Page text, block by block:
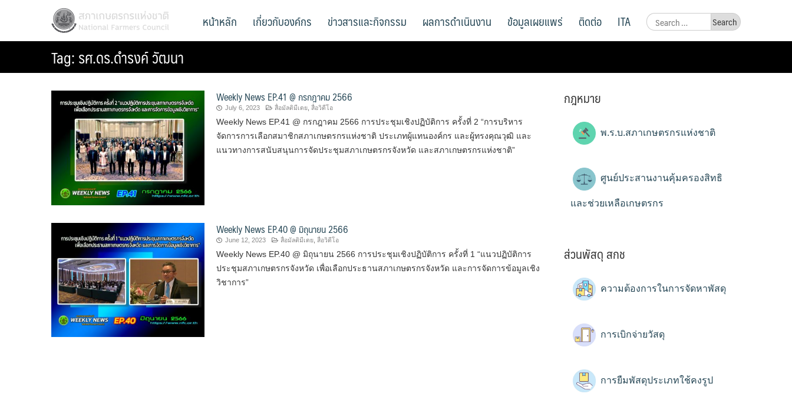
สภาเกษตรกรแห่งชาติ
National Farmers Council
Search
for:
หน้าหลัก เกี่ยวกับองค์กร ข่าวสารและกิจกรรม ผลการดำเนินงาน ข้อมูลเผยแพร่ ติดต่อ ITA
Tag:รศ.ดร.ดำรงค์ วัฒนา
Weekly News EP.41 @ กรกฎาคม 2566
July 6, 2023 สื่อมัลติมีเดย, สื่อวิดีโอ
Weekly News EP.41 @ กรกฎาคม 2566 การประชุมเชิงปฏิบัติการ ครั้งที่ 2 “การบริหาร
จัดการการเลือกสมาชิกสภาเกษตรกรแห่งชาติ ประเภทผู้แทนองค์กร และผู้ทรงคุณวุฒิ และ
แนวทางการสนับสนุนการจัดประชุมสภาเกษตรกรจังหวัด และสภาเกษตรกรแห่งชาติ”
Weekly News EP.40 @ มิถุนายน 2566
June 12, 2023 สื่อมัลติมีเดย, สื่อวิดีโอ
Weekly News EP.40 @ มิถุนายน 2566 การประชุมเชิงปฏิบัติการ ครั้งที่ 1 “แนวปฏิบัติการ
ประชุมสภาเกษตรกรจังหวัด เพื่อเลือกประธานสภาเกษตรกรจังหวัด และการจัดการข้อมูลเชิง
วิชาการ”
กฎหมาย
พ.ร.บ.สภาเกษตรกรแห่งชาติ
ศูนย์ประสานงานคุ้มครองสิทธิ
และช่วยเหลือเกษตรกร
ส่วนพัสดุ สกช
ความต้องการในการจัดหาพัสดุ
การเบิกจ่ายวัสดุ
การยืมพัสดุประเภทใช้คงรูป